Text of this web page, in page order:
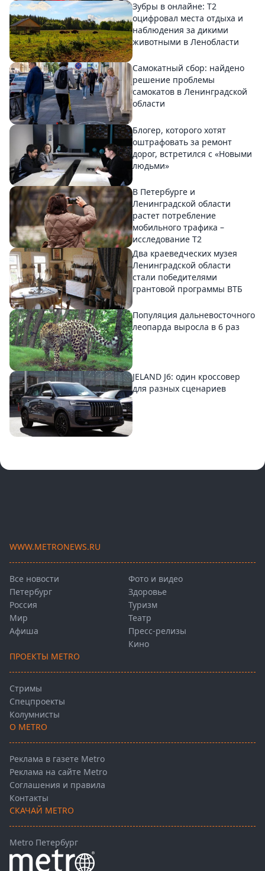
Зубры в онлайне: Т2
оцифровал места отдыха и
наблюдения за дикими
животными в Ленобласти
Самокатный сбор: найдено
решение проблемы
самокатов в Ленинградской
области
Блогер, которого хотят
оштрафовать за ремонт
дорог, встретился с «Новыми
людьми»
В Петербурге и
Ленинградской области
растет потребление
мобильного трафика –
исследование T2
Два краеведческих музея
Ленинградской области
стали победителями
грантовой программы ВТБ
Популяция дальневосточного
леопарда выросла в 6 раз
JELAND J6: один кроссовер
для разных сценариев
WWW.METRONEWS.RU
Все новости
Петербург
Россия
Мир
Афиша
Фото и видео
Здоровье
Туризм
Театр
Пресс-релизы
Кино
ПРОЕКТЫ METRO
Стримы
Спецпроекты
Колумнисты
О METRO
Реклама в газете Metro
Реклама на сайте Metro
Соглашения и правила
Контакты
СКАЧАЙ METRO
Metro Петербург